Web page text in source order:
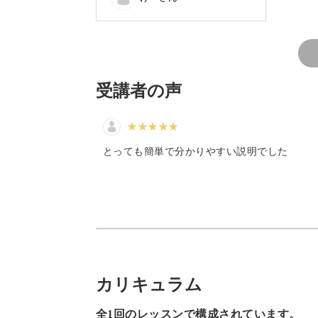
◆カップケーキを増やして編むとき編
◆カップケーキのホイップクリーム部
◆ベリーを表現したビーズを飾り付け
していきます♪
カップケーキ模様をマスターしたら
たりな雰囲気で作ることができます。
受講者の声
とっても簡単で分かりやすい説明でした
カリキュラム
全1回のレッスンで構成されています。